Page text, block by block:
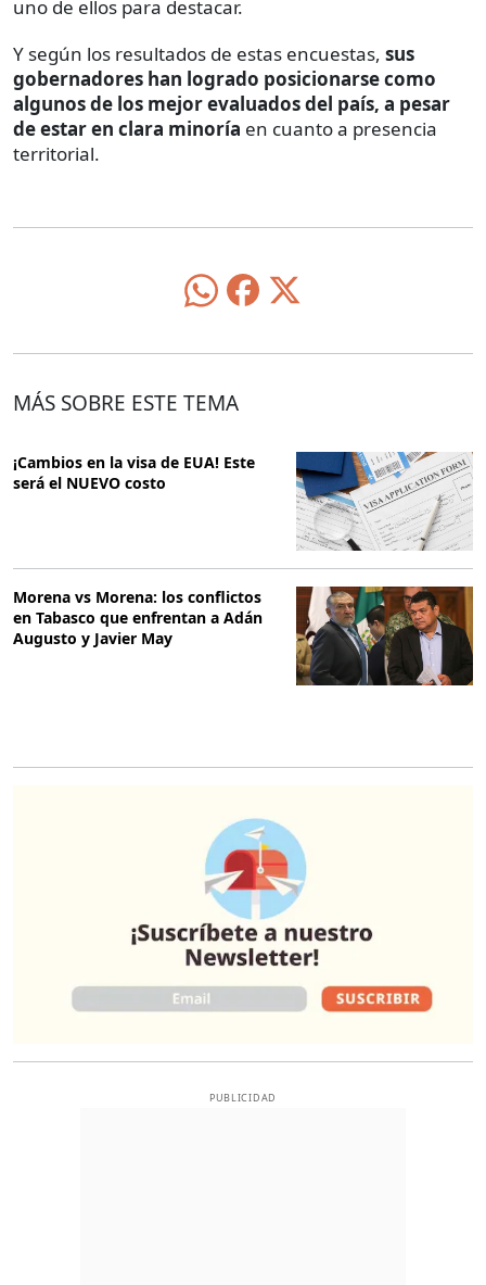
uno de ellos para destacar.
Y según los resultados de estas encuestas, sus
gobernadores han logrado posicionarse como
algunos de los mejor evaluados del país, a pesar
de estar en clara minoría en cuanto a presencia
territorial.
MÁS SOBRE ESTE TEMA
¡Cambios en la visa de EUA! Este
será el NUEVO costo
Morena vs Morena: los conflictos
en Tabasco que enfrentan a Adán
Augusto y Javier May
PUBLICIDAD